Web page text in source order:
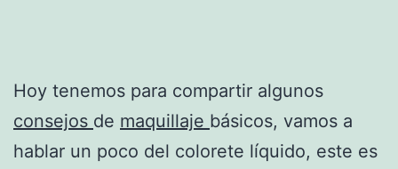
Hoy tenemos para compartir algunos
consejos de maquillaje básicos, vamos a
hablar un poco del colorete líquido, este es